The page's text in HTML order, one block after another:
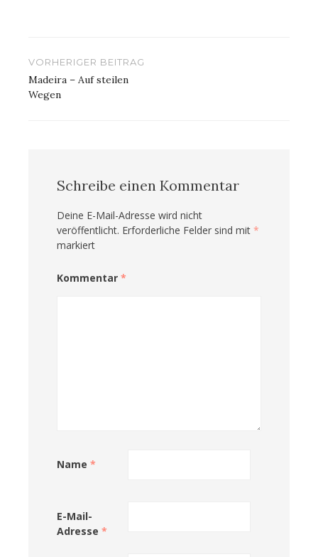
Beitragsnavigation
VORHERIGER BEITRAG
Madeira – Auf steilen
Wegen
Schreibe einen Kommentar
Deine E-Mail-Adresse wird nicht
veröffentlicht. Erforderliche Felder sind mit *
markiert
Kommentar *
Name *
E-Mail-
Adresse *